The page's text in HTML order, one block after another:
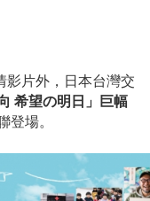
影片外，日本台灣交
希望の明日」巨幅
登場。